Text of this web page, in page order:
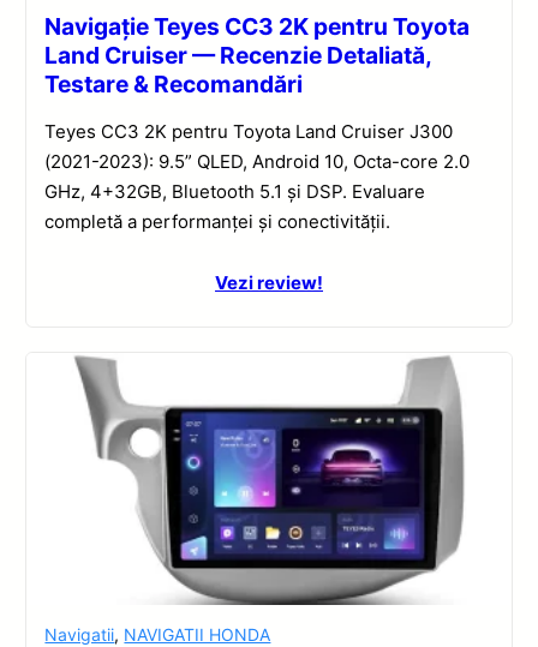
Navigație Teyes CC3 2K pentru Toyota
Land Cruiser — Recenzie Detaliată,
Testare & Recomandări
Teyes CC3 2K pentru Toyota Land Cruiser J300
(2021-2023): 9.5” QLED, Android 10, Octa-core 2.0
GHz, 4+32GB, Bluetooth 5.1 și DSP. Evaluare
completă a performanței și conectivității.
Vezi review!
Navigatii, NAVIGATII HONDA